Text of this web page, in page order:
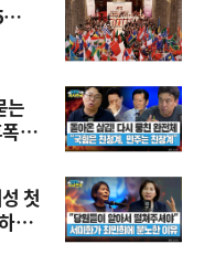
는
첫
겠